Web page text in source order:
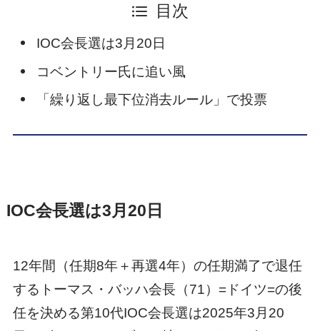
目次
IOC会長選は3月20日
コベントリー氏に追い風
「繰り返し最下位消去ルール」で投票
IOC会長選は3月20日
12年間（任期8年＋再選4年）の任期満了で退任
するトーマス・バッハ会長（71）=ドイツ=の後
任を決める第10代IOC会長選は2025年3月20